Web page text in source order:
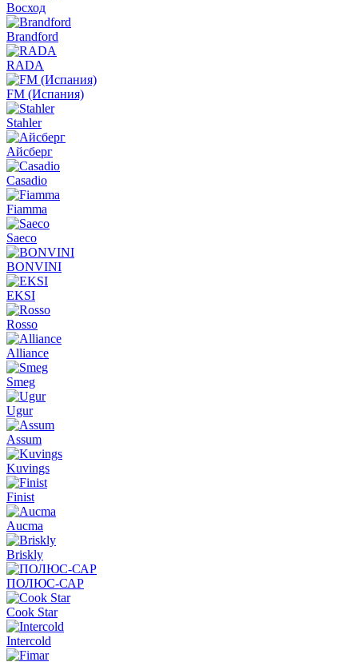
Восход
Brandford
RADA
FM (Испания)
Stahler
Айсберг
Casadio
Fiamma
Saeco
BONVINI
EKSI
Rosso
Alliance
Smeg
Ugur
Assum
Kuvings
Finist
Aucma
Briskly
ПОЛЮС-САР
Cook Star
Intercold